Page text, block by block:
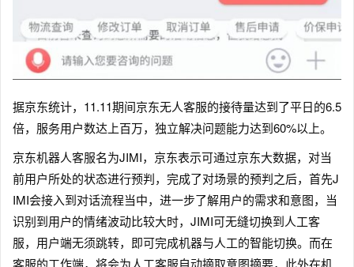
据京东统计，11.11期间京东无人客服的接待量达到了平日的6.5
倍，服务用户数达上百万，独立解决问题能力达到60%以上。
京东机器人客服名为JIMI，京东表示可通过京东大数据，对当
前用户所处的状态进行预判，完成了对场景的预判之后，首先J
IMI会接入到对话流程当中，进一步了解用户的需求和意图，当
识别到用户的情绪波动比较大时，JIMI可无缝切换到人工客
服，用户端无须跳转，即可完成机器与人工的智能切换。而在
客服的工作端，将会为人工客服自动摘取意图摘要，此外在机